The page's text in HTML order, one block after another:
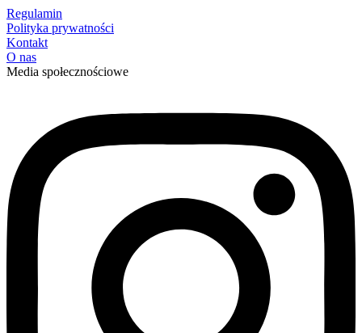
Regulamin
Polityka prywatności
Kontakt
O nas
Media społecznościowe